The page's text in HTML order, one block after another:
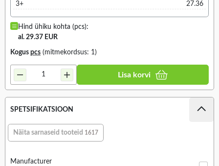
3+
27.36
Hind ühiku kohta (pcs):
al. 29.37 EUR
Kogus pcs (mitmekordsus: 1)
Lisa korvi
SPETSIFIKATSIOON
Näita sarnaseid tooteid 1617
Manufacturer